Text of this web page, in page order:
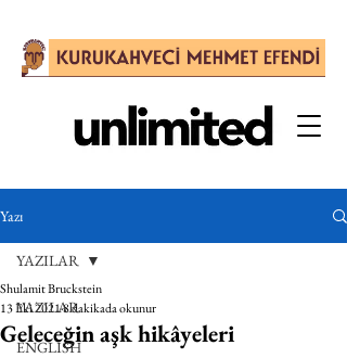
Yazı
YAZILAR
ENGLISH
YAZILAR
Geleceğin aşk hikâyeleri
Shulamit Bruckstein
13 Eki 20218 dakikada okunur